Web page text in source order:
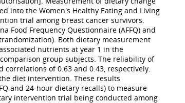
into the Women's Healthy Eating and Living
trial among breast cancer survivors.
Food Frequency Questionnaire (AFFQ) and
Both dietary measurement
nutrients at year 1 in the
group subjects. The reliability of
of 0.63 and 0.43, respectively.
diet intervention. These results
and 24-hour dietary recalls) to measure
intervention trial being conducted among